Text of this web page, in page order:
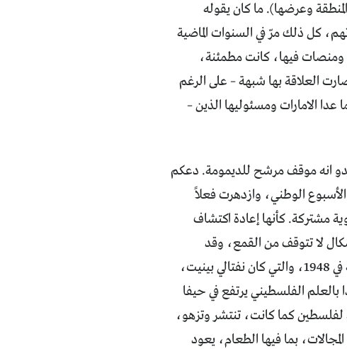
وعرضها). ما كان يقوله
كل ذلك مرّ في السنوات الماضية
ومنصات فيها، كانت مطمئنة،
العلاقة بها شبهة – على الرغم
عدا الامارات ومسئوليها الذين –
انه موقف مرشح للديمومة. دعكم
الوطني، وازدهرت فعلاً
مشتركة. كأنها إعادة اكتشاف
لا تتوقف من القمع، وقد
تتصاعد. لكن النشاطات شملت كل الضفة الغربية والقدس والاراضي المحتلة في 1948، والتي كان نفتالي بينيت،
الفلسطيني يرتفع في حيفا
لفلسطين كما كانت، تنتشر وتزهو،
بما فيها الطعام، يعود